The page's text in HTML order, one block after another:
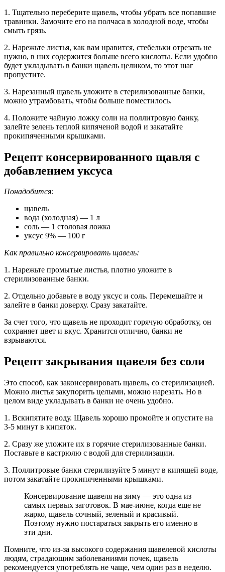
1. Тщательно переберите щавель, чтобы убрать все попавшие
травинки. Замочите его на полчаса в холодной воде, чтобы
смыть грязь.
2. Нарежьте листья, как вам нравится, стебельки отрезать не
нужно, в них содержится больше всего кислоты. Если удобно
будет укладывать в банки щавель целиком, то этот шаг
пропустите.
3. Нарезанный щавель уложите в стерилизованные банки,
можно утрамбовать, чтобы больше поместилось.
4. Положите чайную ложку соли на поллитровую банку,
залейте зелень теплой кипяченой водой и закатайте
прокипяченными крышками.
Рецепт консервированного щавля с
добавлением уксуса
Понадобится:
щавель
вода (холодная) — 1 л
соль — 1 столовая ложка
уксус 9% — 100 г
Как правильно консервировать щавель:
1. Нарежьте промытые листья, плотно уложите в
стерилизованные банки.
2. Отдельно добавьте в воду уксус и соль. Перемешайте и
залейте в банки доверху. Сразу закатайте.
За счет того, что щавель не проходит горячую обработку, он
сохраняет цвет и вкус. Хранится отлично, банки не
взрываются.
Рецепт закрывания щавеля без соли
Это способ, как законсервировать щавель, со стерилизацией.
Можно листья закупорить целыми, можно нарезать. Но в
целом виде укладывать в банки не очень удобно.
1. Вскипятите воду. Щавель хорошо промойте и опустите на
3-5 минут в кипяток.
2. Сразу же уложите их в горячие стерилизованные банки.
Поставьте в кастрюлю с водой для стерилизации.
3. Поллитровые банки стерилизуйте 5 минут в кипящей воде,
потом закатайте прокипяченными крышками.
Консервирование щавеля на зиму — это одна из
самых первых заготовок. В мае-июне, когда еще не
жарко, щавель сочный, зеленый и красивый.
Поэтому нужно постараться закрыть его именно в
эти дни.
Помните, что из-за высокого содержания щавелевой кислоты
людям, страдающим заболеваниями почек, щавель
рекомендуется употреблять не чаще, чем один раз в неделю.